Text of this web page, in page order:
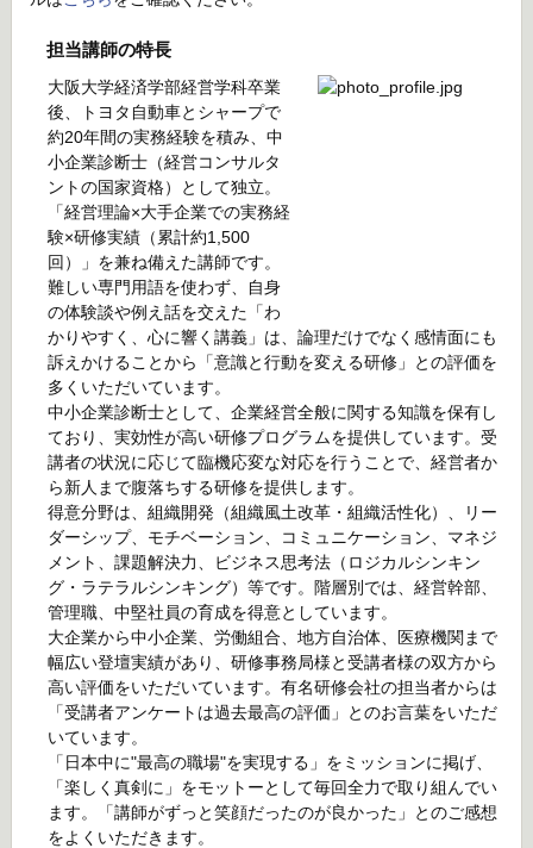
担当講師の特長
大阪大学経済学部経営学科卒業
後、トヨタ自動車とシャープで
約20年間の実務経験を積み、中
小企業診断士（経営コンサルタ
ントの国家資格）として独立。
「経営理論×大手企業での実務経
験×研修実績（累計約1,500
回）」を兼ね備えた講師です。
難しい専門用語を使わず、自身
の体験談や例え話を交えた「わ
かりやすく、心に響く講義」は、論理だけでなく感情面にも
訴えかけることから「意識と行動を変える研修」との評価を
多くいただいています。
中小企業診断士として、企業経営全般に関する知識を保有し
ており、実効性が高い研修プログラムを提供しています。受
講者の状況に応じて臨機応変な対応を行うことで、経営者か
ら新人まで腹落ちする研修を提供します。
得意分野は、組織開発（組織風土改革・組織活性化）、リー
ダーシップ、モチベーション、コミュニケーション、マネジ
メント、課題解決力、ビジネス思考法（ロジカルシンキン
グ・ラテラルシンキング）等です。階層別では、経営幹部、
管理職、中堅社員の育成を得意としています。
大企業から中小企業、労働組合、地方自治体、医療機関まで
幅広い登壇実績があり、研修事務局様と受講者様の双方から
高い評価をいただいています。有名研修会社の担当者からは
「受講者アンケートは過去最高の評価」とのお言葉をいただ
いています。
「日本中に"最高の職場"を実現する」をミッションに掲げ、
「楽しく真剣に」をモットーとして毎回全力で取り組んでい
ます。「講師がずっと笑顔だったのが良かった」とのご感想
をよくいただきます。